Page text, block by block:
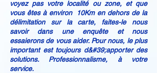
voyez pas votre localité ou zone, et que
vous êtes à environ 10Km en dehors de la
délimitation sur la carte, faites-le nous
savoir dans une enquête et nous
essaierons de vous aider. Pour nous, le plus
important est toujours d&#39;apporter des
solutions. Professionnalisme, à votre
service.